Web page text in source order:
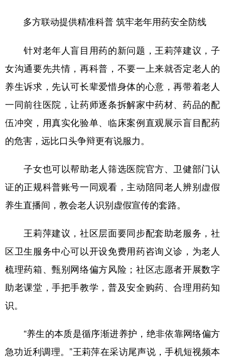
多方联动提供精准科普 筑牢老年用药安全防线
针对老年人盲目用药的新问题，王莉萍建议，子
女沟通要先共情，再科普，不要一上来就否定老人的
养生诉求，先认可长辈爱惜身体的心意，再带着老人
一同前往医院，让药师逐条拆解家中药材、药品的配
伍冲突，用真实化验单、临床案例直观展示盲目配药
的危害，远比口头争辩更有说服力。
子女也可以帮助老人筛选医院官方、卫健部门认
证的正规科普账号一同观看，主动陪同老人辨别虚假
养生直播间，教会老人识别虚假宣传的套路。
王莉萍建议，社区层面要同步配套助老服务，社
区卫生服务中心可以开设免费用药咨询义诊，为老人
梳理药箱、甄别网络偏方风险；社区志愿者开展数字
助老课堂，手把手教学，普及安全购药、合理用药知
识。
“养生的本质是循序渐进养护，绝非依靠网络偏方
急功近利调理。”王莉萍在采访尾声说，手机短视频本